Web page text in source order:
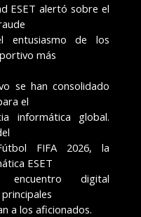
ESET alertó sobre el
entusiasmo de los
más
se han consolidado
el
informática global.
FIFA 2026, la
ESET
encuentro digital
a los aficionados.